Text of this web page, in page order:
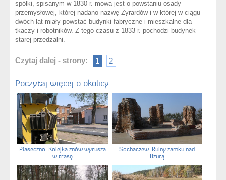
spółki, spisanym w 1830 r. mowa jest o powstaniu osady
przemysłowej, której nadano nazwę Żyrardów i w której w ciągu
dwóch lat miały powstać budynki fabryczne i mieszkalne dla
tkaczy i robotników. Z tego czasu z 1833 r. pochodzi budynek
starej przędzalni.
Czytaj dalej - strony: 1 2
Poczytaj więcej o okolicy:
Piaseczno. Kolejka znów wyrusza
w trasę
Sochaczew. Ruiny zamku nad
Bzurą